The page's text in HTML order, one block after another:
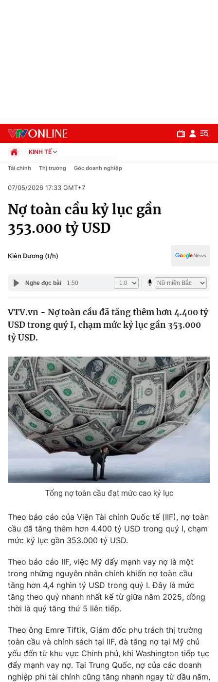
Chuyên mục
Chính trị
Pháp luật
Thế giới
Tin tức
Thế giới đó đây
Câu chuyện quốc tế
Kinh tế
Tài chính
Thị trường
Góc doanh nghiệp
Dữ liệu và đời sống
Truyền hình
Phim VTV
Nhân vật
Giải sao mai
Giải trí
Điện ảnh
Đời sống
Làm đẹp
Chất lượng cuộc sống
Tuyển sinh
Học trực tuyến
Công nghệ
Sản phẩm
Thị trường
Tư vấn
Giao lưu trực tuyến
Lịch phát sóng
Emagazine Podcast
Photo Infographic
KINH TẾ
Chính trị
Pháp luật
Kinh tế
Thể thao
Truyền hình
Y tế
Công nghệ
Tài chính Thị trường Góc doanh nghiệp
07/05/2026 17:33 GMT+7
Nợ toàn cầu kỷ lục gần
353.000 tỷ USD
Kiên Dương (t/h)
Nghe đọc bài 1:50
VTV.vn - Nợ toàn cầu đã tăng thêm hơn 4.400 tỷ
USD trong quý I, chạm mức kỷ lục gần 353.000
tỷ USD.
Tổng nợ toàn cầu đạt mức cao kỷ lục
Theo báo cáo của Viện Tài chính Quốc tế (IIF), nợ toàn
cầu đã tăng thêm hơn 4.400 tỷ USD trong quý I, chạm
mức kỷ lục gần 353.000 tỷ USD.
Theo báo cáo IIF, việc Mỹ đẩy mạnh vay nợ là một
trong những nguyên nhân chính khiến nợ toàn cầu
tăng hơn 4,4 nghìn tỷ USD trong quý I. Đây là mức
tăng theo quý nhanh nhất kể từ giữa năm 2025, đồng
thời là quý tăng thứ 5 liên tiếp.
Theo ông Emre Tiftik, Giám đốc phụ trách thị trường
toàn cầu và chính sách tại IIF, đà tăng nợ tại Mỹ chủ
yếu đến từ khu vực Chính phủ, khi Washington tiếp tục
đẩy mạnh vay nợ. Tại Trung Quốc, nợ của các doanh
nghiệp phi tài chính cũng tăng nhanh ngay từ đầu năm,